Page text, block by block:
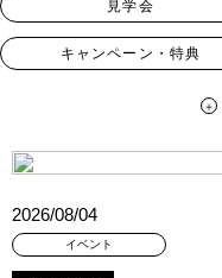
見学会
キャンペーン・特典
カテゴリー
すべて
キャンペーン・特典
2026/08/04
イベント